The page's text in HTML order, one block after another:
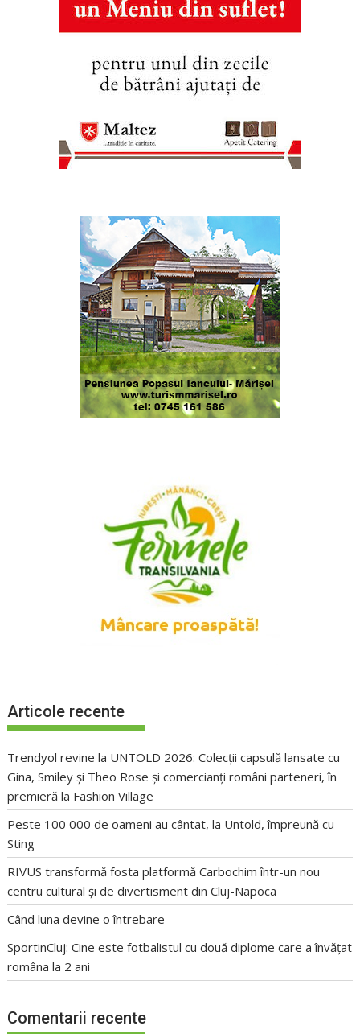
Articole recente
Trendyol revine la UNTOLD 2026: Colecții capsulă lansate cu
Gina, Smiley și Theo Rose și comercianți români parteneri, în
premieră la Fashion Village
Peste 100 000 de oameni au cântat, la Untold, împreună cu
Sting
RIVUS transformă fosta platformă Carbochim într-un nou
centru cultural și de divertisment din Cluj-Napoca
Când luna devine o întrebare
SportinCluj: Cine este fotbalistul cu două diplome care a învățat
româna la 2 ani
Comentarii recente